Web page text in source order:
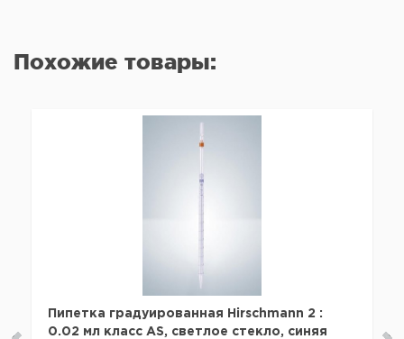
Похожие товары:
Пипетка градуированная Hirschmann 2 :
0.02 мл класс AS, светлое стекло, синяя